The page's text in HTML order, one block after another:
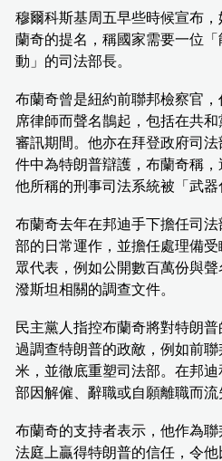
穆爾科斯基周五早些時候宣布
蘭奇的提名，稱國家需要一位
動」的司法部長。
布蘭奇曾是紐約前聯邦檢察官
席律師而聲名鵲起，包括在共和
審訊期間。他亦在拜登政府司
件中為特朗普辯護，布蘭奇稱
他所稱的刑事司法系統被「武器
布蘭奇去年在邦迪手下擔任司
部的日常運作，並擔任處理備
眾代表，例如公開數百萬份與
潑斯坦相關的調查文件。
民主黨人指控布蘭奇將對特朗
過調查特朗普的政敵，例如前
米，並徹底重塑司法部。在邦
部因解僱、辭職或自願離職而流
布蘭奇的支持者表示，他作為
法庭上贏得特朗普的信任，令